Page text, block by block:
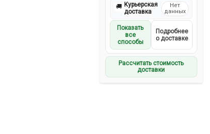
🚚 Курьерская
доставка
Нет
данных
Показать
все
способы
Подробнее
о доставке
Рассчитать стоимость
доставки